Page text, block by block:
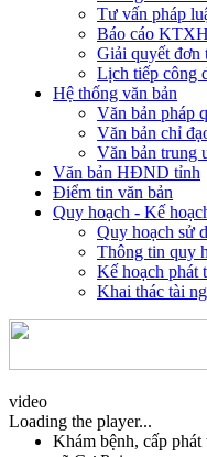
Tư vấn pháp
Báo cáo KTXH
Giải quyết đơn
Lịch tiếp công
Hệ thống văn bản
Văn bản pháp
Văn bản chỉ
Văn bản trung
Văn bản HĐND tỉnh
Điểm tin văn bản
Quy hoạch - Kế
Quy hoạch sử
Thông tin quy
Kế hoạch
Khai thác tài
video
Loading the player...
Khám bệnh, cấp